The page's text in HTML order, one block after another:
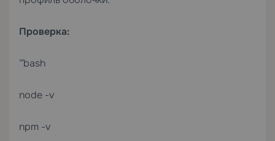
Проверка:
“`bash
node -v
npm -v